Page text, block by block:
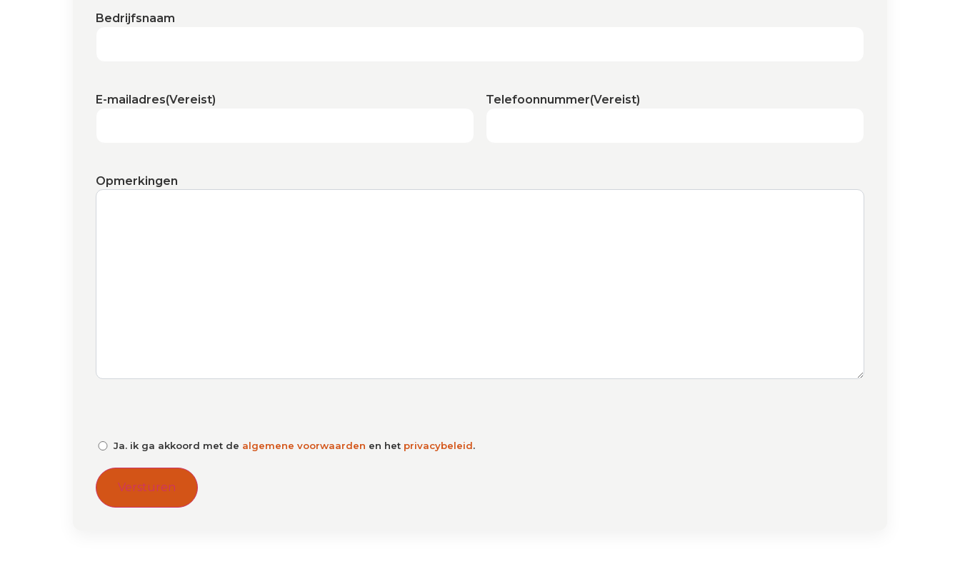
Bedrijfsnaam
E-mailadres(Vereist) Telefoonnummer(Vereist)
Opmerkingen
Ja. ik ga akkoord met de algemene voorwaarden en het privacybeleid.